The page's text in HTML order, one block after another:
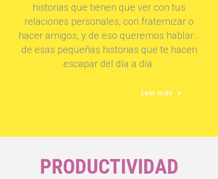
historias que tienen que ver con tus
relaciones personales, con fraternizar o
hacer amigos, y de eso queremos hablar…
de esas pequeñas historias que te hacen
escapar del día a día.
Leer más
PRODUCTIVIDAD